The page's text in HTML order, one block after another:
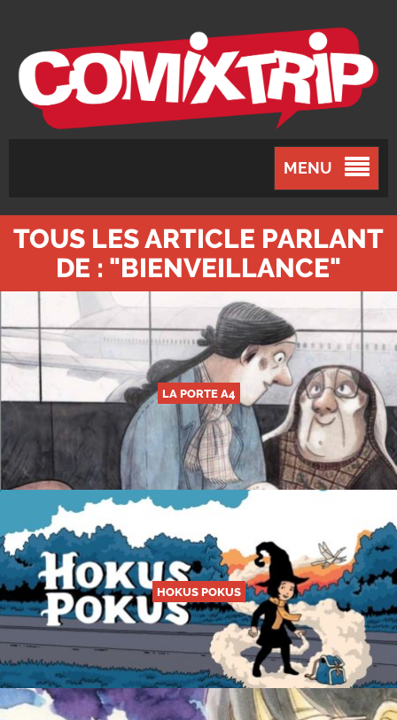
MENU
TOUS LES ARTICLE PARLANT
DE : "BIENVEILLANCE"
LA PORTE A4
HOKUS POKUS